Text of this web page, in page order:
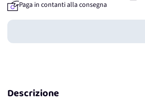
Paga in contanti alla consegna
Guadagna
Descrizione